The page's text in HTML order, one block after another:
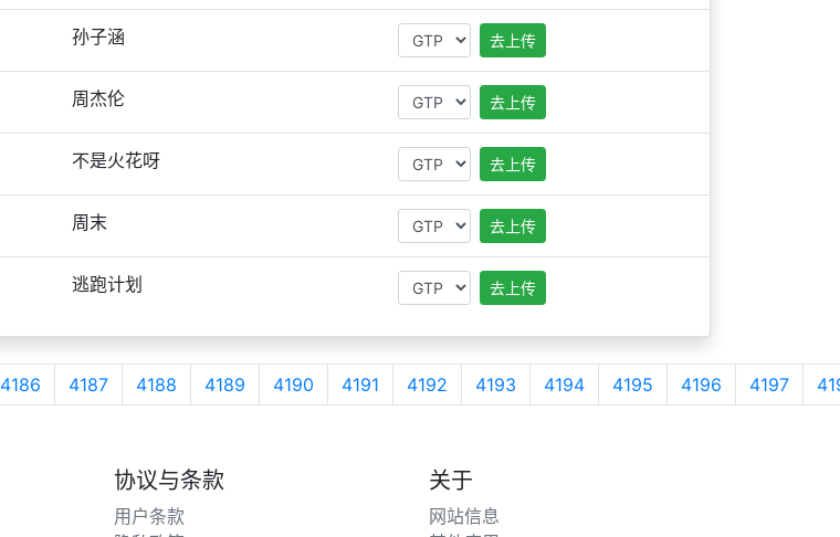
孙子涵 去上传
周杰伦 去上传
不是火花呀 去上传
周末 去上传
逃跑计划 去上传
4186 4187 4188 4189 4190 4191 4192 4193 4194 4195 4196 4197
协议与条款
用户条款
关于
网站信息